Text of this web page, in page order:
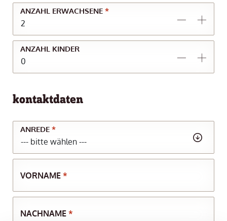
ANZAHL ERWACHSENE *
ANZAHL KINDER
kontaktdaten
ANREDE *
VORNAME *
NACHNAME *